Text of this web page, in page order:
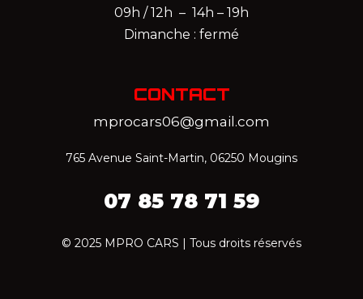
09h / 12h – 14h – 19h
Dimanche : fermé
CONTACT
mprocars06@gmail.com
765 Avenue Saint-Martin, 06250 Mougins
07 85 78 71 59‬
© 2025 MPRO CARS | Tous droits réservés